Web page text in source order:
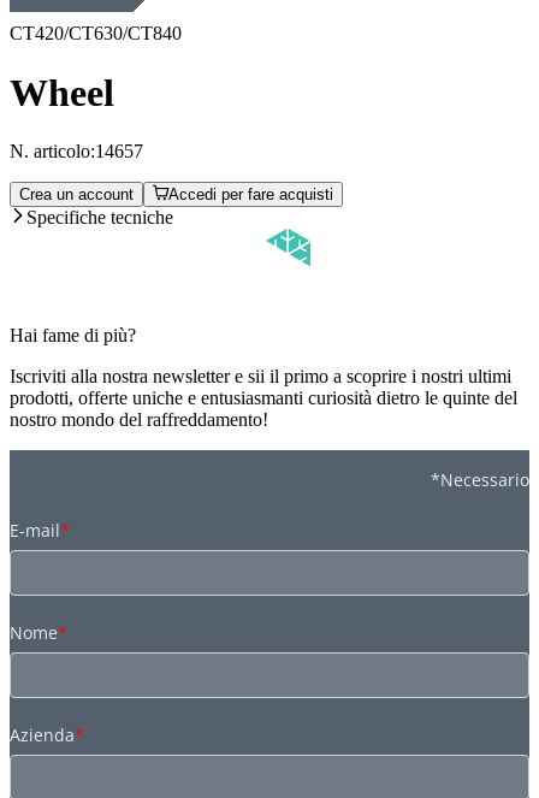
CT420/CT630/CT840
Wheel
N. articolo:14657
Crea un account Accedi per fare acquisti
Specifiche tecniche
Hai fame di più?
Iscriviti alla nostra newsletter e sii il primo a scoprire i nostri ultimi
prodotti, offerte uniche e entusiasmanti curiosità dietro le quinte del
nostro mondo del raffreddamento!
*Necessario
E-mail*
Nome*
Azienda*